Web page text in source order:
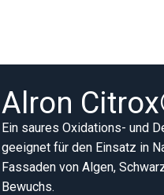
Alron
Ein saures Oxidations- und
geeignet für den Einsatz in
Fassaden von Algen,
Bewuchs.